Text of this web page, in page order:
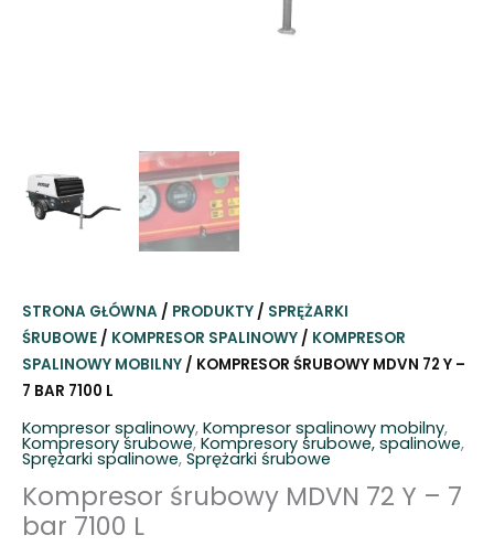
STRONA GŁÓWNA / PRODUKTY / SPRĘŻARKI
ŚRUBOWE / KOMPRESOR SPALINOWY / KOMPRESOR
SPALINOWY MOBILNY / KOMPRESOR ŚRUBOWY MDVN 72 Y –
7 BAR 7100 L
Kompresor spalinowy, Kompresor spalinowy mobilny,
Kompresory śrubowe, Kompresory śrubowe, spalinowe,
Sprężarki spalinowe, Sprężarki śrubowe
Kompresor śrubowy MDVN 72 Y – 7
bar 7100 L